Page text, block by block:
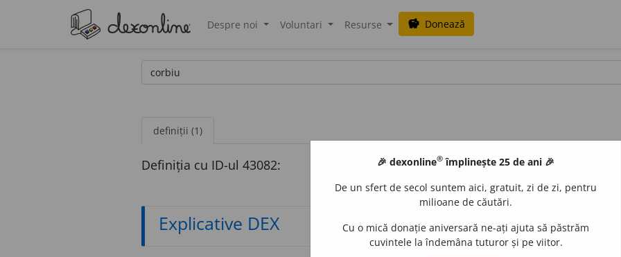
Despre noi Voluntari Resurse savings Donează
definiții (1)
Definiția cu ID-ul 43082:
Explicative DEX
🎉 dexonline® împlinește 25 de ani 🎉
De un sfert de secol suntem aici, gratuit, zi de zi, pentru
milioane de căutări.
Cu o mică donație aniversară ne-ați ajuta să păstrăm
cuvintele la îndemâna tuturor și pe viitor.